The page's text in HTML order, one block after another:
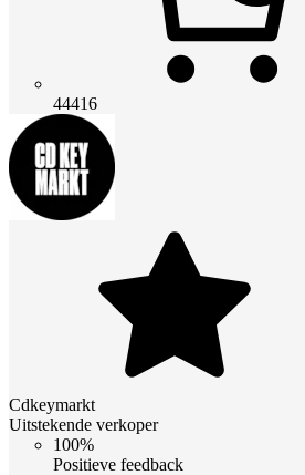
44416
Cdkeymarkt
Uitstekende verkoper
100%
Positieve feedback